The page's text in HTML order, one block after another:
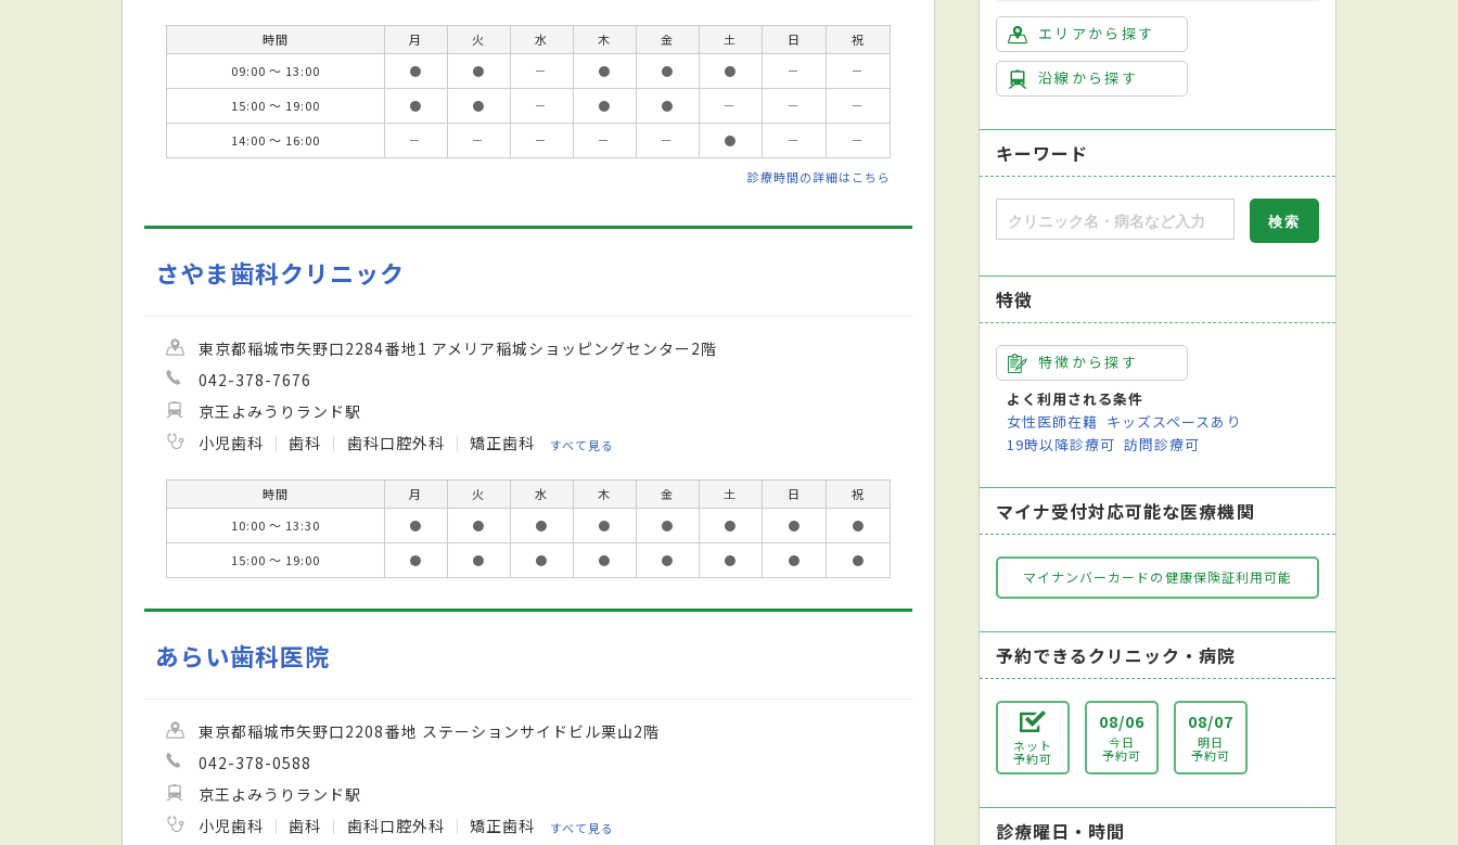
時間 月 火 水 木 金 土 日
祝
09:00 ～ 13:00
● ● － ● ● ● －
－
15:00 ～ 19:00
● ● － ● ● － －
－
14:00 ～ 16:00
－ － － － － ● － －
診療時間の詳細はこちら
さやま歯科クリニック
東京都稲城市矢野口2284番地1 アメリア稲城ショッピングセンター2階
042-378-7676
京王よみうりランド駅
小児歯科
歯科 歯科口腔外科 矯正歯科 すべて見る
時間 月 火 水 木 金 土 日
祝
10:00 ～ 13:30
● ● ● ● ● ● ●
●
15:00 ～ 19:00
● ● ● ● ● ● ● ●
あらい歯科医院
東京都稲城市矢野口2208番地 ステーションサイドビル栗山2階
042-378-0588
京王よみうりランド駅
小児歯科
歯科 歯科口腔外科 矯正歯科 すべて見る
エリアから探す
沿線から探す
キーワード
特徴
特徴から探す
よく利用される条件
女性医師在籍 キッズスペースあり
19時以降診療可 訪問診療可
マイナ受付対応可能な医療機関
マイナンバーカードの健康保険証利用可能
予約できるクリニック・病院
ネット
予約可
08/06
今日
予約可
08/07
明日
予約可
診療曜日・時間